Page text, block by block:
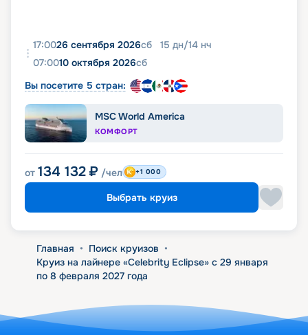
17:0026 сентября 2026сб 15 дн/14 нч
07:0010 октября 2026сб
Вы посетите 5 стран:
MSC World America
КОМФОРТ
от 134 132 ₽ /чел +1 000
Выбрать круиз
Главная • Поиск круизов •
Круиз на лайнере «Celebrity Eclipse» с 29 января
по 8 февраля 2027 года